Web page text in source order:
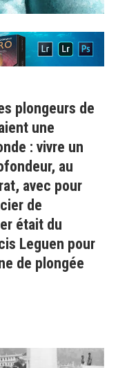
plongeurs de
une
: vivre un
au
avec pour
de
était du
Leguen pour
de plongée